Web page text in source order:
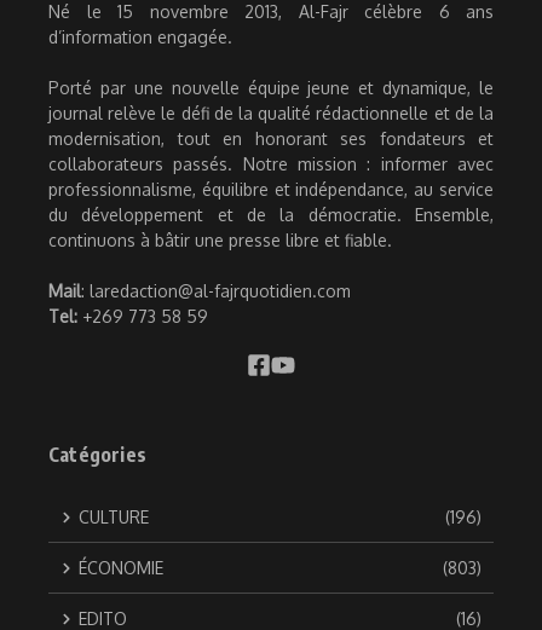
Né le 15 novembre 2013, Al-Fajr célèbre 6 ans
d’information engagée.
Porté par une nouvelle équipe jeune et dynamique, le
journal relève le défi de la qualité rédactionnelle et de la
modernisation, tout en honorant ses fondateurs et
collaborateurs passés. Notre mission : informer avec
professionnalisme, équilibre et indépendance, au service
du développement et de la démocratie. Ensemble,
continuons à bâtir une presse libre et fiable.
Mail: laredaction@al-fajrquotidien.com
Tel: +269 773 58 59
Catégories
CULTURE (196)
ÉCONOMIE (803)
EDITO (16)